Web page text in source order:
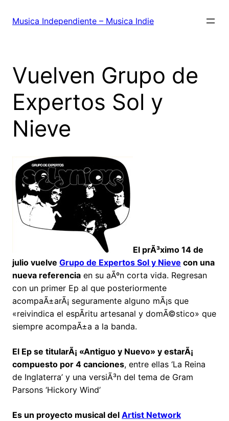
Musica Independiente – Musica Indie
Vuelven Grupo de
Expertos Sol y
Nieve
El prÃ³ximo 14 de
julio vuelve Grupo de Expertos Sol y Nieve con una
nueva referencia en su aÃºn corta vida. Regresan
con un primer Ep al que posteriormente
acompaÃ±arÃ¡ seguramente alguno mÃ¡s que
«reivindica el espÃ­ritu artesanal y domÃ©stico» que
siempre acompaÃ±a a la banda.
El Ep se titularÃ¡ «Antiguo y Nuevo» y estarÃ¡
compuesto por 4 canciones, entre ellas ‘La Reina
de Inglaterra’ y una versiÃ³n del tema de Gram
Parsons ‘Hickory Wind’
Es un proyecto musical del Artist Network